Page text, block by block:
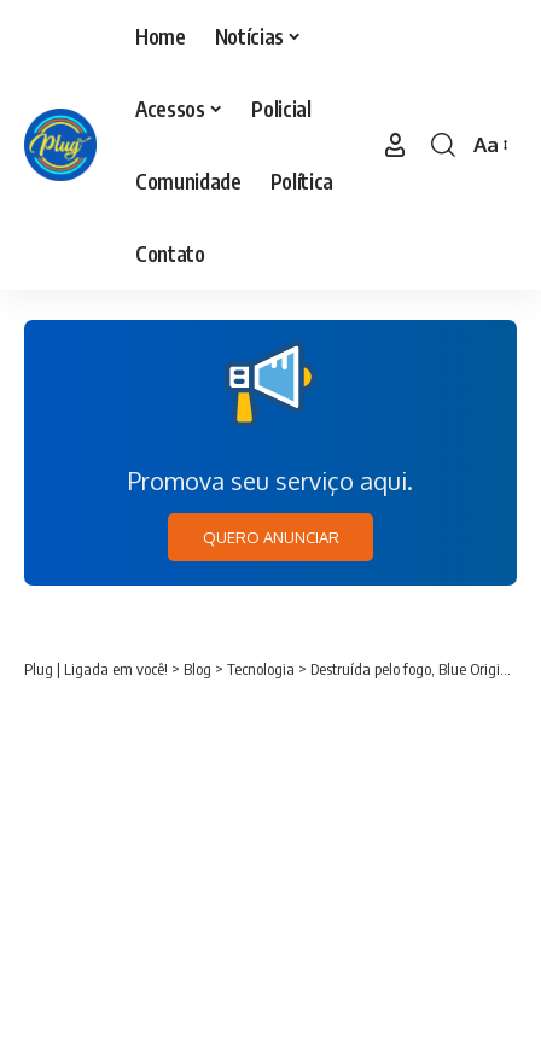
Home Notícias
Acessos Policial
Comunidade Política
Contato
Aa
Promova seu serviço aqui.
QUERO ANUNCIAR
Plug | Ligada em você! > Blog > Tecnologia > Destruída pelo fogo, Blue Origin reconstrói plataforma para competir com Starlink, de Musk